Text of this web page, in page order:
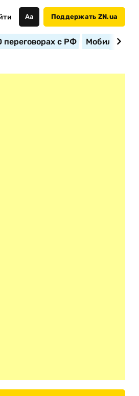
Аа Поддержать ZN.ua
переговорах с РФ